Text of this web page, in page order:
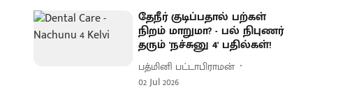
தேநீர் குடிப்பதால் பற்கள்
நிறம் மாறுமா? - பல் நிபுணர்
தரும் 'நச்சுனு 4' பதில்கள்!
பத்மினி பட்டாபிராமன்
02 Jul 2026